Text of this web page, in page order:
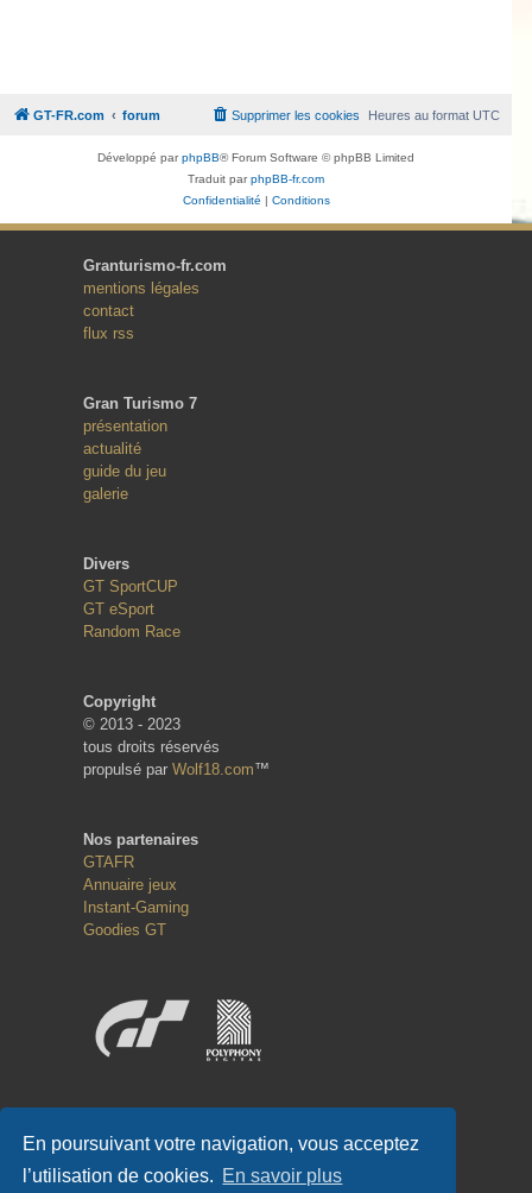
En poursuivant votre navigation, vous acceptez
l’utilisation de cookies. En savoir plus
GT-FR.com forum Heures au formatUTC
Supprimer les cookies
Développé parphpBB® Forum Software © phpBB Limited
Traduit parphpBB-fr.com
Confidentialité | Conditions
Granturismo-fr.com
mentions légales
contact
flux rss
Gran Turismo 7
présentation
actualité
guide du jeu
galerie
Divers
GT SportCUP
GT eSport
Random Race
Copyright
© 2013 - 2023
tous droits réservés
propulsé par Wolf18.com™
Nos partenaires
GTAFR
Annuaire jeux
Instant-Gaming
Goodies GT